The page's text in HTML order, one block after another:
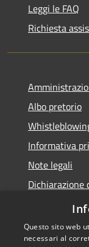
Leggi le FAQ
Richiesta
Albo pretorio
Informativa
Note legali
Dichiarazione
Obiettivi di
Questo sito web
necessari al